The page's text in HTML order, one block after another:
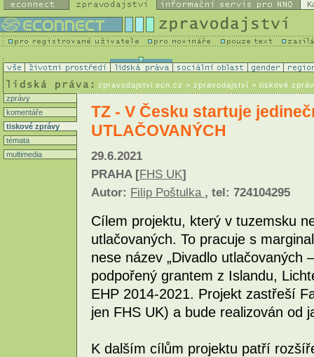
zpravodajstvi.ecn.cz > zpravodajství > tiskové
zprávy
komentáře
tiskové zprávy
témata
multimedia
TZ - V Česku startuje
UTLAČOVANÝCH
29.6.2021
PRAHA [FHS UK]
Autor: Filip Poštulka , tel: 724104295
Cílem projektu, který v tuzemsku
utlačovaných. To pracuje s
nese název „Divadlo utlačovaných
podpořený grantem z Islandu,
EHP 2014-2021. Projekt zastřeší
jen FHS UK) a bude realizován od
K dalším cílům projektu patří